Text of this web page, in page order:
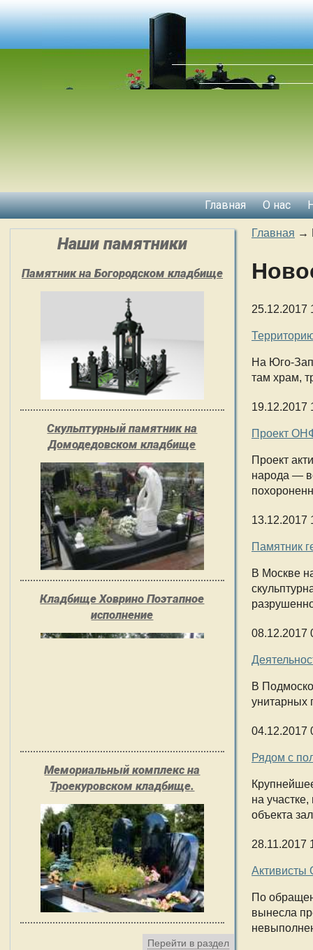
Главная О нас
Наши памятники
Памятник на Богородском кладбище
Скульптурный памятник на
Домодедовском кладбище
Кладбище Ховрино Поэтапное
исполнение
Мемориальный комплекс на
Троекуровском кладбище.
Перейти в раздел
Главная →
25.12.2017
На Юго-
там храм,
19.12.2017
Проект
Проект
народа —
13.12.2017
Памятник
В Москве
08.12.2017
В
унитарных
04.12.2017
Рядом с
на
объекта
28.11.2017
Активисты
По
вынесла